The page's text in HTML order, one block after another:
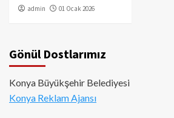
admin 01 Ocak 2026
Gönül Dostlarımız
Konya Büyükşehir Belediyesi
Konya Reklam Ajansı